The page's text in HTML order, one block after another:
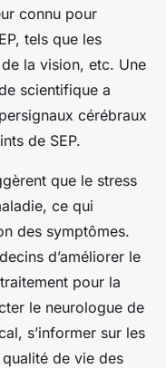
connu pour
tels que les
la vision, etc. Une
scientifique a
cérébraux
de SEP.
que le stress
ce qui
des symptômes.
d’améliorer le
pour la
le neurologue de
s’informer sur les
de vie des